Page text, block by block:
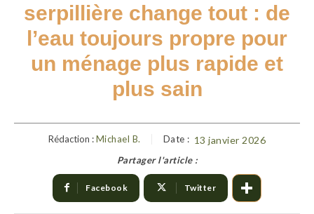
serpillière change tout : de
l’eau toujours propre pour
un ménage plus rapide et
plus sain
Rédaction : Michael B. Date : 13 janvier 2026
Partager l'article :
Facebook Twitter